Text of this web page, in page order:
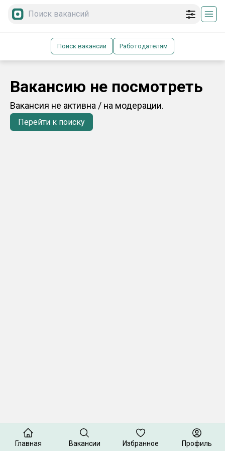
Поиск вакансии Работодателям
Вакансию не посмотреть
Вакансия не активна / на модерации.
Перейти к поиску
Главная Вакансии Избранное Профиль